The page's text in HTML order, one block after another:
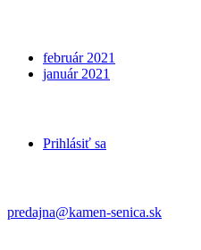
február 2021
január 2021
Prihlásiť sa
predajna@kamen-senica.sk